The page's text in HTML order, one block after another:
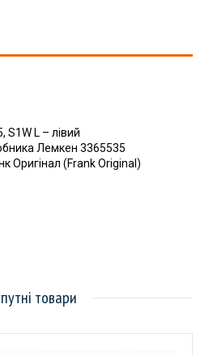
L – лівий
Лемкен 3365535
Оригінал (Frank Original)
товари